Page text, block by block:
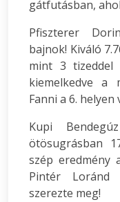
gátfutásban,
Pfiszterer
bajnok! Kiváló
mint 3 tizeddel
kiemelkedve a
Fanni a 6.
Kupi
ötösugrásban
szép eredmény
Pintér Loránd
szerezte meg!